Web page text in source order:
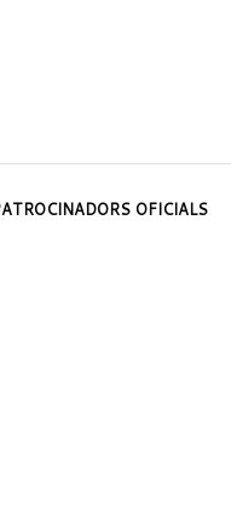
OFICIALS